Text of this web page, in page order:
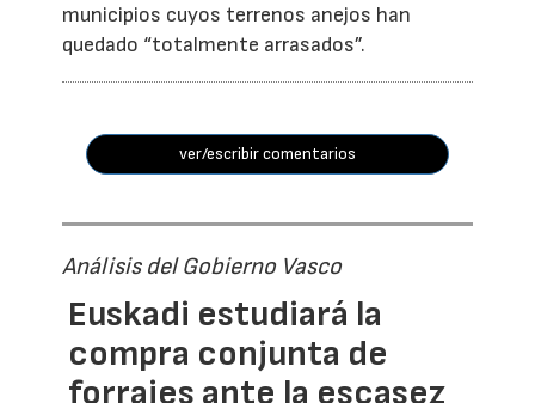
municipios cuyos terrenos anejos han
quedado “totalmente arrasados”.
ver/escribir comentarios
Análisis del Gobierno Vasco
Euskadi estudiará la
compra conjunta de
forrajes ante la escasez